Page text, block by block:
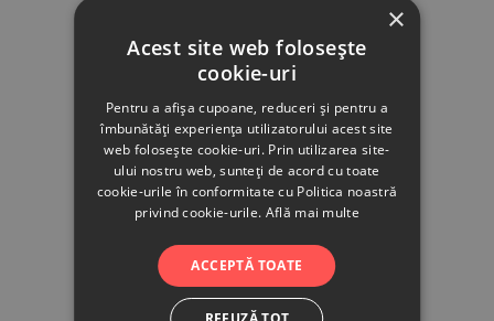
500
×
Acest site web folosește
cookie-uri
Pentru a afișa cupoane, reduceri și pentru a
îmbunătăți experiența utilizatorului acest site
web folosește cookie-uri. Prin utilizarea site-
ului nostru web, sunteți de acord cu toate
cookie-urile în conformitate cu Politica noastră
privind cookie-urile. Află mai multe
ACCEPTĂ TOATE